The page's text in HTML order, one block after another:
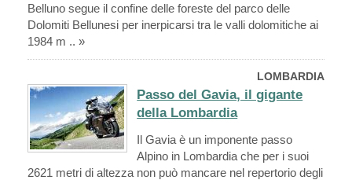
Belluno segue il confine delle foreste del parco delle
Dolomiti Bellunesi per inerpicarsi tra le valli dolomitiche ai
1984 m .. »
LOMBARDIA
Passo del Gavia, il gigante
della Lombardia
Il Gavia è un imponente passo
Alpino in Lombardia che per i suoi
2621 metri di altezza non può mancare nel repertorio degli